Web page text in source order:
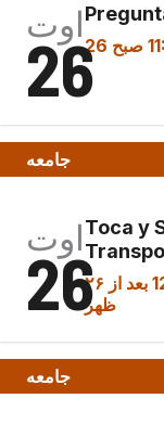
اوت
26
جامعه
اوت
26
Toca y
12:00 بعد از
ظهر
جامعه